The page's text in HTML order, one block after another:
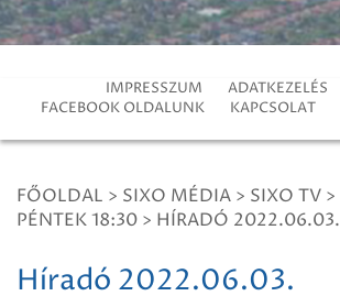
IMPRESSZUM ADATKEZELÉS
FACEBOOK OLDALUNK
KAPCSOLAT
FŐOLDAL > SIXO MÉDIA > SIXO TV >
PÉNTEK 18:30 > HÍRADÓ 2022.06.03.
Híradó 2022.06.03.